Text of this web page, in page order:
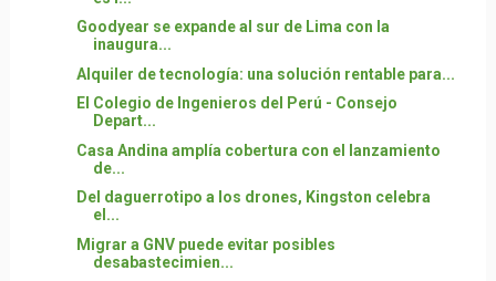
Goodyear se expande al sur de Lima con la
inaugura...
Alquiler de tecnología: una solución rentable para...
El Colegio de Ingenieros del Perú - Consejo
Depart...
Casa Andina amplía cobertura con el lanzamiento
de...
Del daguerrotipo a los drones, Kingston celebra
el...
Migrar a GNV puede evitar posibles
desabastecimien...